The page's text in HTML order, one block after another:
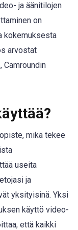
ja äänitilojen
on
kokemuksesta
arvostat
Camroundin
mikä tekee
useita
ja
yksityisinä. Yksi
käyttö video-
että kaikki